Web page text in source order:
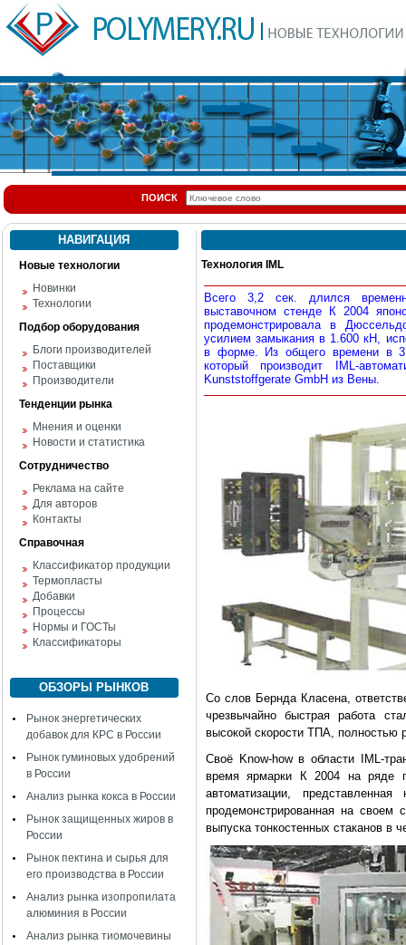
ПОИСК
НАВИГАЦИЯ
Новые технологии
Новинки
Технологии
Подбор оборудования
Блоги производителей
Поставщики
Производители
Тенденции рынка
Мнения и оценки
Новости и статистика
Сотрудничество
Реклама на сайте
Для авторов
Контакты
Справочная
Классификатор продукции
Термопласты
Добавки
Процессы
Нормы и ГОСТы
Классификаторы
ОБЗОРЫ РЫНКОВ
Рынок энергетических
добавок для КРС в России
Рынок гуминовых удобрений
в России
Анализ рынка кокса в России
Рынок защищенных жиров в
России
Рынок пектина и сырья для
его производства в России
Анализ рынка изопропилата
алюминия в России
Анализ рынка тиомочевины
Технология IML
Всего 3,2 сек. длился
выставочном стенде К 2004
продемонстрировала в
усилием замыкания в 1.600 кН,
в форме. Из общего времени в
который производит IML-
Kunststoffgerate GmbH из Вены.
Со слов Бернда Класена,
чрезвычайно быстрая работа
высокой скорости ТПА, полностью
Своё Know-how в области IML-
время ярмарки К 2004 на ряде
автоматизации,
продемонстрированная на своем
выпуска тонкостенных стаканов в